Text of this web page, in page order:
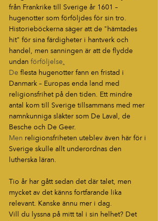
från Frankrike till Sverige år 1601 –
hugenotter som förföljdes för sin tro.
Historieböckerna säger att de "hämtades
hit" för sina färdigheter i hantverk och
handel, men sanningen är att de flydde
undan förföljelse.
De flesta hugenotter fann en fristad i
Danmark – Europas enda land med
religionsfrihet på den tiden. Ett mindre
antal kom till Sverige tillsammans med mer
namnkunniga släkter som De Laval, de
Besche och De Geer.
Men religionsfriheten uteblev även här för i
Sverige skulle allt underordnas den
lutherska läran.
Tio år har gått sedan det där talet, men
mycket av det känns fortfarande lika
relevant. Kanske ännu mer i dag.
Vill du lyssna på mitt tal i sin helhet? Det